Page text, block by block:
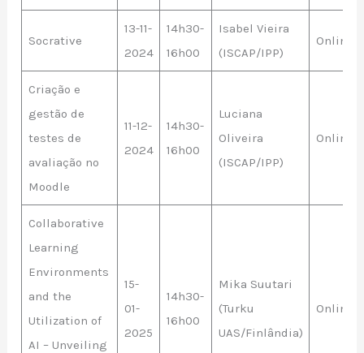
Socrative
13-11-
2024
14h30-
16h00
Isabel Vieira
(ISCAP/IPP)
Online
Criação e
gestão de
testes de
avaliação no
Moodle
11-12-
2024
14h30-
16h00
Luciana
Oliveira
(ISCAP/IPP)
Online
Collaborative
Learning
Environments
and the
Utilization of
AI – Unveiling
15-
01-
2025
14h30-
16h00
Mika Suutari
(Turku
UAS/Finlândia)
Online